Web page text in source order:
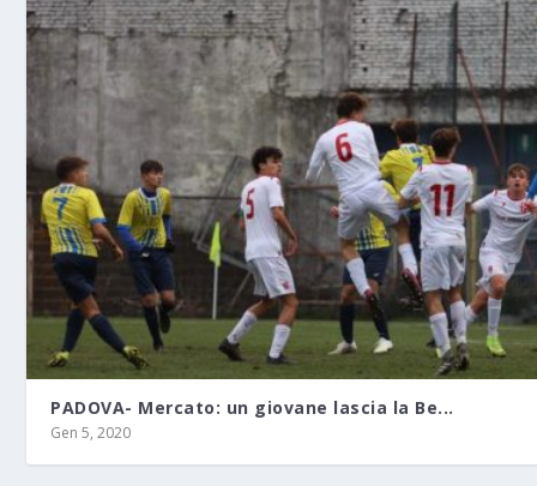
PADOVA- Mercato: un giovane lascia la Be...
Gen 5, 2020